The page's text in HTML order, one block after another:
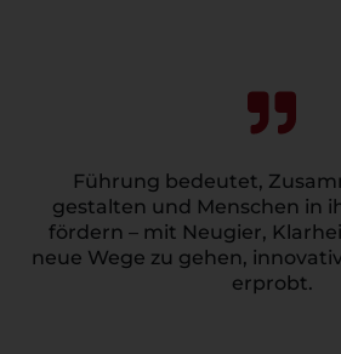
Führung bedeutet,
gestalten und Menschen in
fördern – mit Neugier,
neue Wege zu gehen,
erprobt.